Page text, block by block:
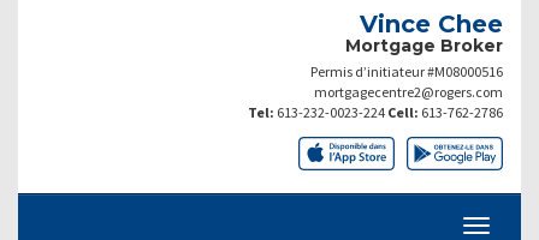
Vince Chee
Mortgage Broker
Permis d’initiateur #M08000516
mortgagecentre2@rogers.com
Tel: 613-232-0023-224 Cell: 613-762-2786